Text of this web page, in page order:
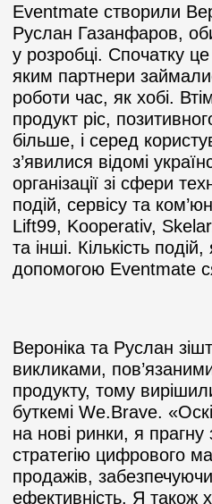
Eventmate створили
Руслан Газанфаров,
у розробці. Спочатку
яким партнери
роботи час, як хобі.
продукт ріс,
більше, і серед
з’явилися відомі
організації зі сфери
подій, сервісу та
Lift99, Kooperativ,
та інші. Кількість
допомогою Eventmate
Вероніка та Руслан
викликами,
продукту, тому
буткемі We.Brave. «
на нові ринки, я
стратегію цифрового
продажів,
ефективність. Я також